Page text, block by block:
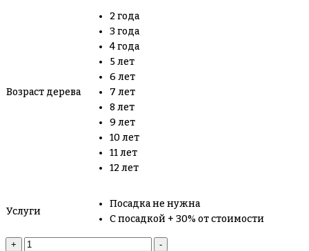
Возраст дерева
2 года
3 года
4 года
5 лет
6 лет
7 лет
8 лет
9 лет
10 лет
11 лет
12 лет
Услуги
Посадка не нужна
С посадкой + 30% от стоимости
+
Количество
-